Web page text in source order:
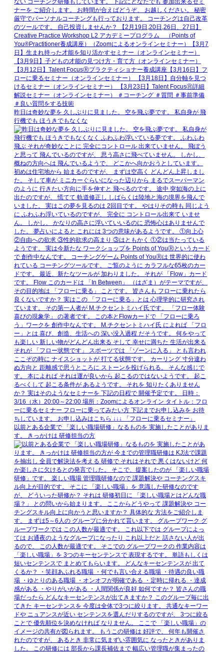
昨日は奇妙な夢を 久しぶりに見ました。 空を飛ぶ夢です。 私自身が 飛
行機でも ほうきでもなくな
以前とある企業で 「楽しい職場研修」なるものを 実施したことがありま
す。 きっかけは 研修担当の方